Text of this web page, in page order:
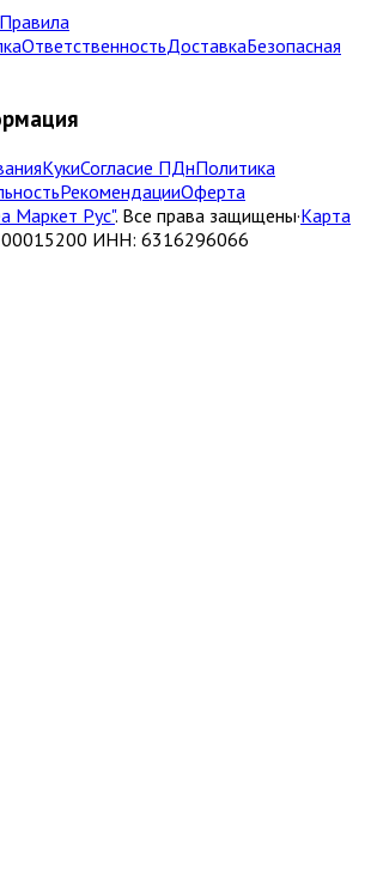
Правила
ОтветственностьДоставкаБезопасная
КукиСогласие ПДнПолитика
РекомендацииОферта
Маркет Рус". Все права защищены·Карта
ИНН: 6316296066